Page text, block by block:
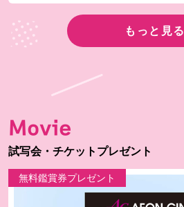
もっと見る
Movie
試写会・チケットプレゼント
無料鑑賞券プレゼント